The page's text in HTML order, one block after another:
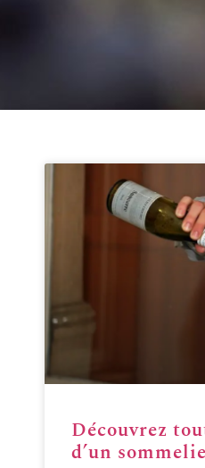
Découvrez
d’un